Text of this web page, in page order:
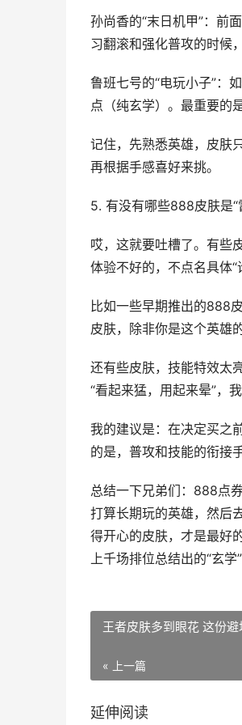
孙尚香的“末日机甲”：前
习翻滚和强化普攻的时候
鲁班七号的“电玩小子”：
点（纯玄学）。最重要的
记住，先熟悉英雄，皮肤
再根据手感喜好来挑。
5. 有没有哪些888皮肤是“
哎，这就要吐槽了。有些
体验不好的，不点名具体“
比如一些早期推出的888
皮肤，除非你是这个英雄
还有些皮肤，技能特效太
“看起来猛，用起来晕”，
我的建议是：在决定买之
的是，普攻和技能的衔接
总结一下兄弟们：888点
打算长期玩的英雄，然后
得开心的皮肤，才是最好
上千场排位总结出的“玄学
王者皮肤多到眼花 这份
« 上一篇
延伸阅读